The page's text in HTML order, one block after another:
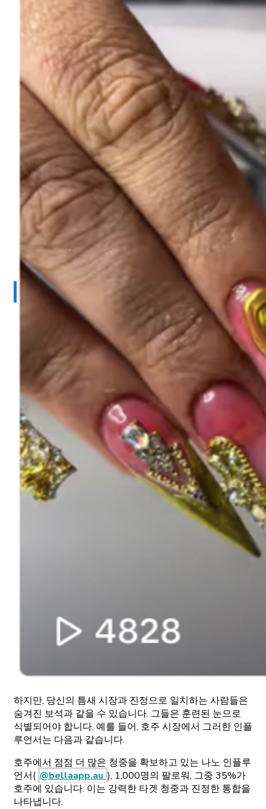
하지만, 당신의 틈새 시장과 진정으로 일치하는 사람들은
숨겨진 보석과 같을 수 있습니다. 그들은 훈련된 눈으로
식별되어야 합니다. 예를 들어, 호주 시장에서 그러한 인플
루언서는 다음과 같습니다.
호주에서 점점 더 많은 청중을 확보하고 있는 나노 인플루
언서( @bellaapp.au ), 1,000명의 팔로워, 그중 35%가
호주에 있습니다. 이는 강력한 타겟 청중과 진정한 통합을
나타냅니다.